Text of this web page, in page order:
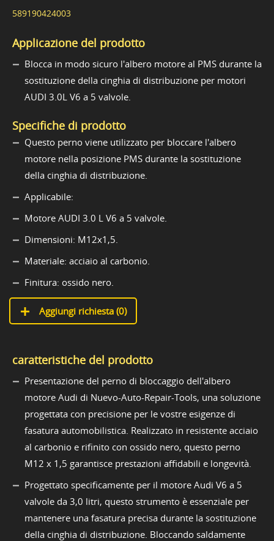
589190424003
Applicazione del prodotto
Blocca in modo sicuro l'albero motore al PMS durante la
sostituzione della cinghia di distribuzione per motori
AUDI 3.0L V6 a 5 valvole.
Specifiche di prodotto
Questo perno viene utilizzato per bloccare l'albero
motore nella posizione PMS durante la sostituzione
della cinghia di distribuzione.
Applicabile:
Motore AUDI 3.0 L V6 a 5 valvole.
Dimensioni: M12x1,5.
Materiale: acciaio al carbonio.
Finitura: ossido nero.
Aggiungi richiesta (0)
caratteristiche del prodotto
Presentazione del perno di bloccaggio dell'albero
motore Audi di Nuevo-Auto-Repair-Tools, una soluzione
progettata con precisione per le vostre esigenze di
fasatura automobilistica. Realizzato in resistente acciaio
al carbonio e rifinito con ossido nero, questo perno
M12 x 1,5 garantisce prestazioni affidabili e longevità.
Progettato specificamente per il motore Audi V6 a 5
valvole da 3,0 litri, questo strumento è essenziale per
mantenere una fasatura precisa durante la sostituzione
della cinghia di distribuzione. Bloccando saldamente